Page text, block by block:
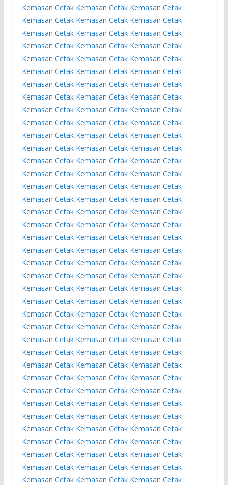
Kemasan Cetak Kemasan Cetak Kemasan Cetak
Kemasan Cetak Kemasan Cetak Kemasan Cetak
Kemasan Cetak Kemasan Cetak Kemasan Cetak
Kemasan Cetak Kemasan Cetak Kemasan Cetak
Kemasan Cetak Kemasan Cetak Kemasan Cetak
Kemasan Cetak Kemasan Cetak Kemasan Cetak
Kemasan Cetak Kemasan Cetak Kemasan Cetak
Kemasan Cetak Kemasan Cetak Kemasan Cetak
Kemasan Cetak Kemasan Cetak Kemasan Cetak
Kemasan Cetak Kemasan Cetak Kemasan Cetak
Kemasan Cetak Kemasan Cetak Kemasan Cetak
Kemasan Cetak Kemasan Cetak Kemasan Cetak
Kemasan Cetak Kemasan Cetak Kemasan Cetak
Kemasan Cetak Kemasan Cetak Kemasan Cetak
Kemasan Cetak Kemasan Cetak Kemasan Cetak
Kemasan Cetak Kemasan Cetak Kemasan Cetak
Kemasan Cetak Kemasan Cetak Kemasan Cetak
Kemasan Cetak Kemasan Cetak Kemasan Cetak
Kemasan Cetak Kemasan Cetak Kemasan Cetak
Kemasan Cetak Kemasan Cetak Kemasan Cetak
Kemasan Cetak Kemasan Cetak Kemasan Cetak
Kemasan Cetak Kemasan Cetak Kemasan Cetak
Kemasan Cetak Kemasan Cetak Kemasan Cetak
Kemasan Cetak Kemasan Cetak Kemasan Cetak
Kemasan Cetak Kemasan Cetak Kemasan Cetak
Kemasan Cetak Kemasan Cetak Kemasan Cetak
Kemasan Cetak Kemasan Cetak Kemasan Cetak
Kemasan Cetak Kemasan Cetak Kemasan Cetak
Kemasan Cetak Kemasan Cetak Kemasan Cetak
Kemasan Cetak Kemasan Cetak Kemasan Cetak
Kemasan Cetak Kemasan Cetak Kemasan Cetak
Kemasan Cetak Kemasan Cetak Kemasan Cetak
Kemasan Cetak Kemasan Cetak Kemasan Cetak
Kemasan Cetak Kemasan Cetak Kemasan Cetak
Kemasan Cetak Kemasan Cetak Kemasan Cetak
Kemasan Cetak Kemasan Cetak Kemasan Cetak
Kemasan Cetak Kemasan Cetak Kemasan Cetak
Kemasan Cetak Kemasan Cetak Kemasan Cetak